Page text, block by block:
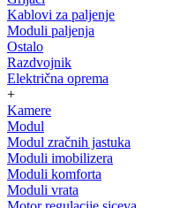
Kablovi za paljenje
Moduli paljenja
Ostalo
Razdvojnik
Električna oprema
+
Kamere
Modul
Modul zračnih jastuka
Moduli imobilizera
Moduli komforta
Moduli vrata